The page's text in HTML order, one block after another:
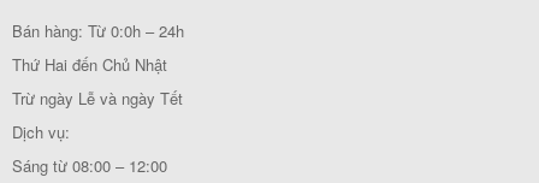
Bán hàng: Từ 0:0h – 24h
Thứ Hai đến Chủ Nhật
Trừ ngày Lễ và ngày Tết
Dịch vụ:
Sáng từ 08:00 – 12:00